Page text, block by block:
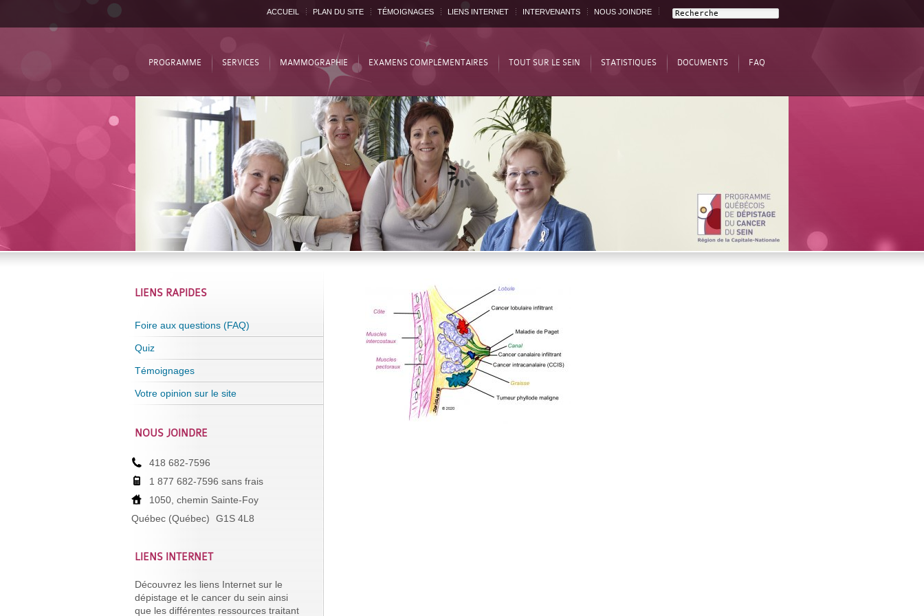
ACCUEIL PLAN DU SITE TÉMOIGNAGES LIENS INTERNET INTERVENANTS NOUS JOINDRE
PROGRAMME SERVICES MAMMOGRAPHIE EXAMENS COMPLÉMENTAIRES TOUT SUR LE SEIN STATISTIQUES DOCUMENTS FAQ
LIENS RAPIDES
Foire aux questions (FAQ)
Quiz
Témoignages
Votre opinion sur le site
NOUS JOINDRE
418 682-7596
1 877 682-7596 sans frais
1050, chemin Sainte-Foy
Québec (Québec)
G1S 4L8
LIENS INTERNET
Découvrez les liens Internet sur le
dépistage et le cancer du sein ainsi
que les différentes ressources traitant